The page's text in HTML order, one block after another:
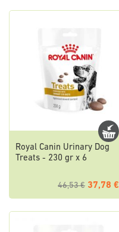
Royal Canin Urinary Dog
Treats - 230 gr x 6
46,53 € 37,78 €